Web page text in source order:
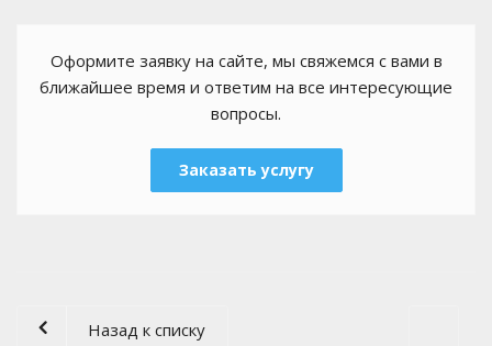
Оформите заявку на сайте, мы свяжемся с вами в
ближайшее время и ответим на все интересующие
вопросы.
Заказать услугу
Назад к списку